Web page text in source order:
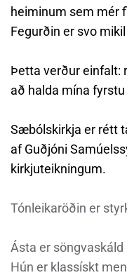
heiminum sem mér
Fegurðin er svo
Þetta verður einfalt:
að halda mína
Sæbólskirkja er rétt
af Guðjóni
kirkjuteikningum.
Tónleikaröðin er
Ásta er
Hún er klassískt